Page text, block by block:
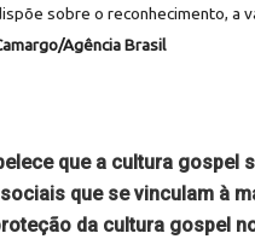
sobre o reconhecimento, a
Agência Brasil
que a cultura gospel
que se vinculam à
da cultura gospel